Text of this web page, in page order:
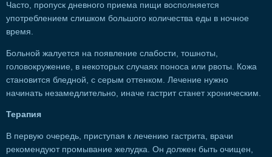
Часто, пропуск дневного приема пищи восполняется
употреблением слишком большого количества еды в ночное
время.
Больной жалуется на появление слабости, тошноты,
головокружение, в некоторых случаях поноса или рвоты. Кожа
становится бледной, с серым оттенком. Лечение нужно
начинать незамедлительно, иначе гастрит станет хроническим.
Терапия
В первую очередь, приступая к лечению гастрита, врачи
рекомендуют промывание желудка. Он должен быть очищен,